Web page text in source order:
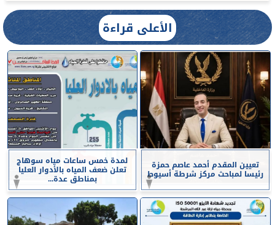
الأعلى قراءة
تعيين المقدم أحمد عاصم حمزة
رئيسا لمباحث مركز شرطة أسيوط
لمدة خمس ساعات مياه سوهاج
تعلن ضعف المياه بالأدوار العليا
بمناطق عدة...